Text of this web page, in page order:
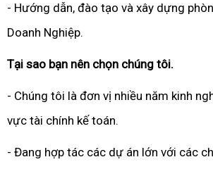
- Hướng dẫn, đào tạo và xây dựng
Doanh Nghiệp.
Tại sao bạn nên chọn chúng tôi.
- Chúng tôi là đơn vị nhiều năm kinh
vực tài chính kế toán.
- Đang hợp tác các dự án lớn với các